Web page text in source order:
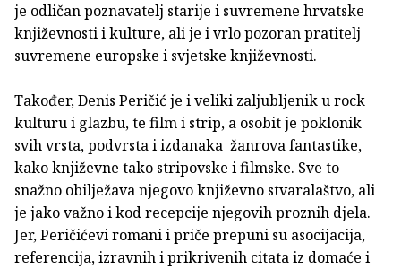
je odličan poznavatelj starije i suvremene hrvatske
književnosti i kulture, ali je i vrlo pozoran pratitelj
suvremene europske i svjetske književnosti.
Također, Denis Peričić je i veliki zaljubljenik u rock
kulturu i glazbu, te film i strip, a osobit je poklonik
svih vrsta, podvrsta i izdanaka žanrova fantastike,
kako književne tako stripovske i filmske. Sve to
snažno obilježava njegovo književno stvaralaštvo, ali
je jako važno i kod recepcije njegovih proznih djela.
Jer, Peričićevi romani i priče prepuni su asocijacija,
referencija, izravnih i prikrivenih citata iz domaće i